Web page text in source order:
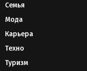
Семья
Мода
Карьера
Техно
Туризм